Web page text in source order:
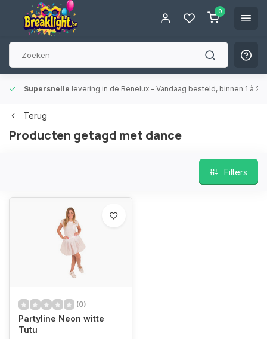
0
Supersnelle levering in de Benelux - Vandaag besteld, binnen 1 à 2
Terug
Producten getagd met dance
Filters
(0)
Partyline Neon witte
Tutu